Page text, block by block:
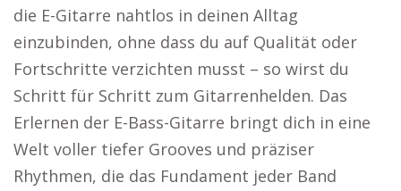
die E-Gitarre nahtlos in deinen Alltag
einzubinden, ohne dass du auf Qualität oder
Fortschritte verzichten musst – so wirst du
Schritt für Schritt zum Gitarrenhelden. Das
Erlernen der E-Bass-Gitarre bringt dich in eine
Welt voller tiefer Grooves und präziser
Rhythmen, die das Fundament jeder Band